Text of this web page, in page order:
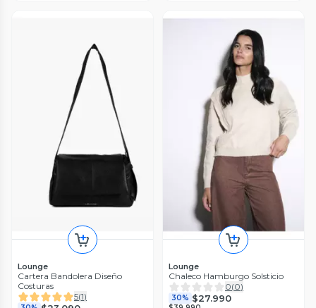
Lounge
Cartera Bandolera Diseño
Costuras
5(1)
Lounge
Chaleco Hamburgo Solsticio
0(0)
30% $27.990